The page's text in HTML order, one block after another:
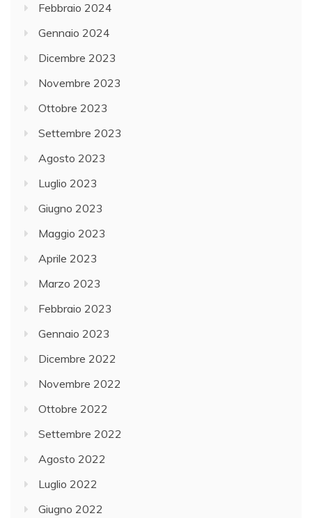
Febbraio 2024
Gennaio 2024
Dicembre 2023
Novembre 2023
Ottobre 2023
Settembre 2023
Agosto 2023
Luglio 2023
Giugno 2023
Maggio 2023
Aprile 2023
Marzo 2023
Febbraio 2023
Gennaio 2023
Dicembre 2022
Novembre 2022
Ottobre 2022
Settembre 2022
Agosto 2022
Luglio 2022
Giugno 2022